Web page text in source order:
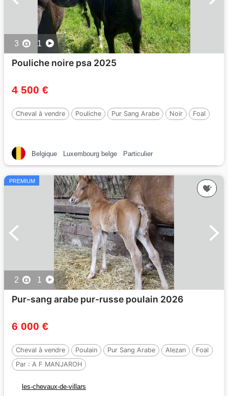
3 1
Pouliche noire psa 2025
4 500 €
Cheval à vendre Pouliche Pur Sang Arabe Noir Foal
Belgique Luxembourg belge Particulier
PREMIUM
2 1
Pur-sang arabe pur-russe poulain 2026
6 000 €
Cheval à vendre Poulain Pur Sang Arabe Alezan
Foal
Par : A F MANJAROH
les-chevaux-de-villars